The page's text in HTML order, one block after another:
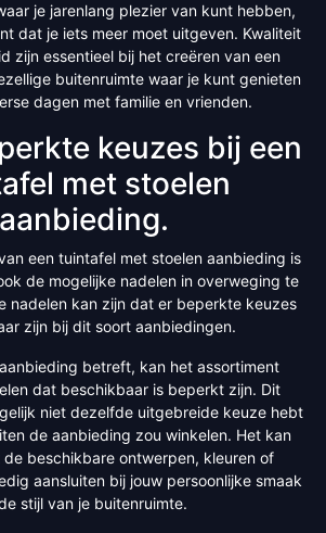
je jarenlang plezier van kunt hebben,
dat je iets meer moet uitgeven. Kwaliteit
zijn essentieel bij het creëren van een
buitenruimte waar je kunt genieten
dagen met familie en vrienden.
keuzes bij een
met stoelen
aanbieding.
een tuintafel met stoelen aanbieding is
de mogelijke nadelen in overweging te
nadelen kan zijn dat er beperkte keuzes
zijn bij dit soort aanbiedingen.
betreft, kan het assortiment
dat beschikbaar is beperkt zijn. Dit
niet dezelfde uitgebreide keuze hebt
de aanbieding zou winkelen. Het kan
beschikbare ontwerpen, kleuren of
aansluiten bij jouw persoonlijke smaak
stijl van je buitenruimte.